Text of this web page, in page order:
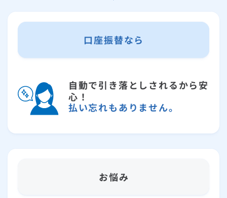
口座振替なら
自動で引き落としされるから安
心！
払い忘れもありません。
お悩み